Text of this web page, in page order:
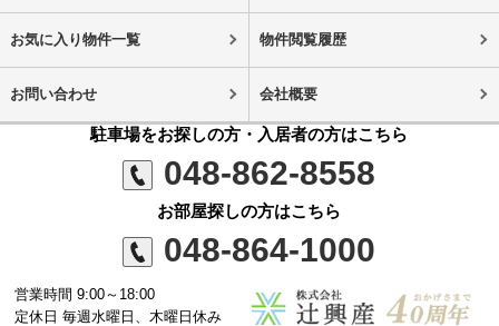
お気に入り物件一覧 物件閲覧履歴
お問い合わせ 会社概要
駐車場をお探しの方・入居者の方はこちら
048-862-8558
お部屋探しの方はこちら
048-864-1000
営業時間 9:00～18:00
定休日 毎週水曜日、木曜日休み